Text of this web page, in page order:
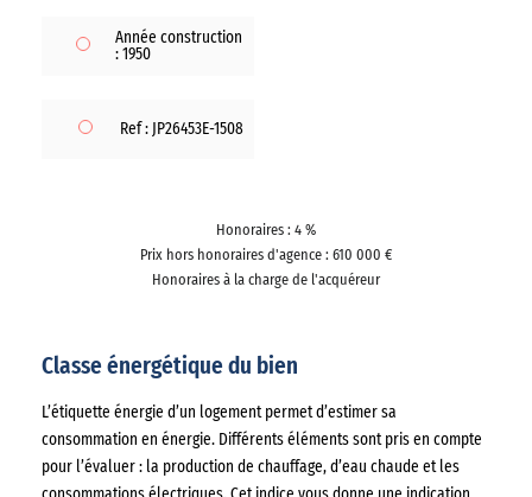
Année construction
: 1950
Ref : JP26453E-1508
Honoraires : 4 %
Prix hors honoraires d'agence : 610 000 €
Honoraires à la charge de l'acquéreur
Classe énergétique du bien
L’étiquette énergie d’un logement permet d’estimer sa
consommation en énergie. Différents éléments sont pris en compte
pour l’évaluer : la production de chauffage, d’eau chaude et les